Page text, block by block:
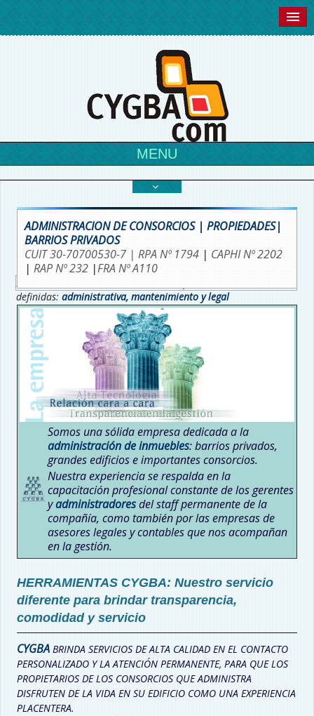
Descargue APP Android
Ingrese a SU propiedad
MENU
ADMINISTRACION DE CONSORCIOS | PROPIEDADES|
BARRIOS PRIVADOS
CUIT 30-70700530-7 | RPA Nº 1794 | CAPHI Nº 2202
| RAP Nº 232 |FRA Nº A110
La administración de un consorcio requiere de tres áreas
definidas: administrativa, mantenimiento y legal
Somos una sólida empresa dedicada a la
administración de inmuebles: barrios privados,
grandes edificios e importantes consorcios.
Nuestra experiencia se respalda en la
capacitación profesional constante de los gerentes
yadministradoresdel staff permanente de la
compañía, como también por las empresas de
asesores legales y contables que nos acompañan
en la gestión.
HERRAMIENTAS CYGBA: Nuestro servicio
diferente para brindar transparencia,
comodidad y servicio
CYGBA BRINDA SERVICIOS DE ALTA CALIDAD EN EL CONTACTO
PERSONALIZADO Y LA ATENCIÓN PERMANENTE, PARA QUE LOS
PROPIETARIOS DE LOS CONSORCIOS QUE ADMINISTRA
DISFRUTEN DE LA VIDA EN SU EDIFICIO COMO UNA EXPERIENCIA
PLACENTERA.